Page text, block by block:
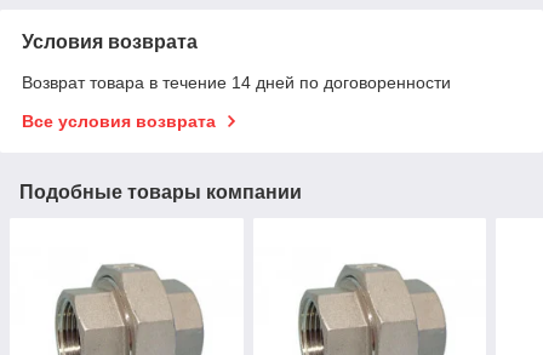
Условия возврата
Возврат товара в течение 14 дней по договоренности
Все условия возврата
Подобные товары компании